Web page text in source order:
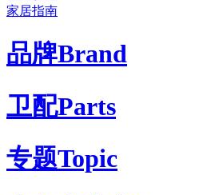
家居指南
品牌Brand
卫配Parts
专题Topic